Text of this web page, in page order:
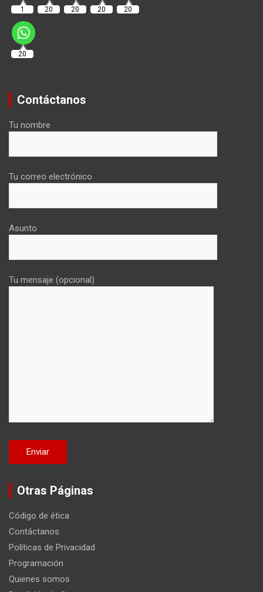
1 20 20 20 20
20
Contáctanos
Tu nombre
Tu correo electrónico
Asunto
Tu mensaje (opcional)
Otras Páginas
Código de ética
Contáctanos
Políticas de Privacidad
Programación
Quienes somos